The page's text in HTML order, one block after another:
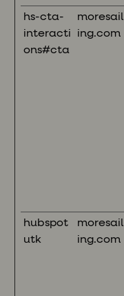
hs-cta-
interacti
ons#cta
moresail
ing.com
hubspot
utk
moresail
ing.com